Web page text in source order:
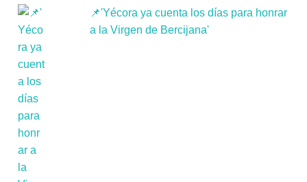
📌'Yécora ya cuenta los días para honrar
a la Virgen de Bercijana'